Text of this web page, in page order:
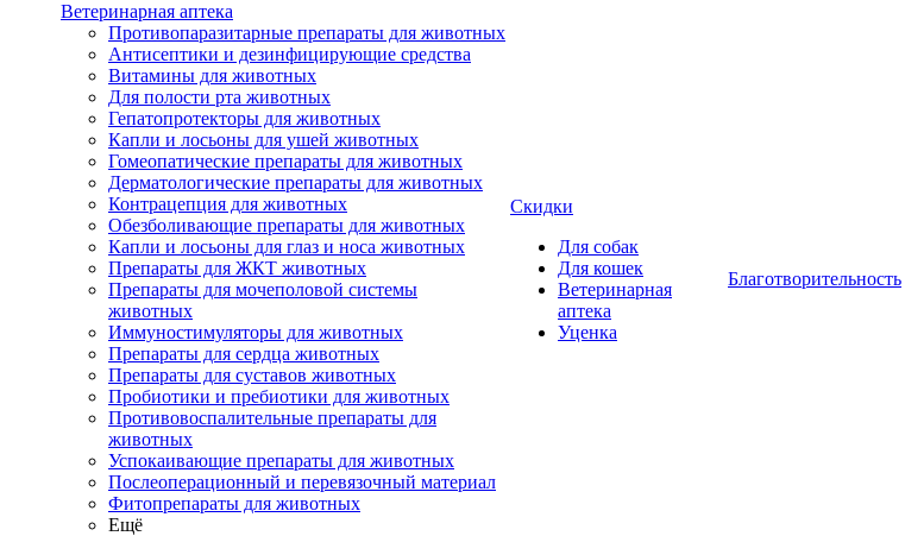
Ветеринарная аптека
Противопаразитарные препараты для животных
Антисептики и дезинфицирующие средства
Витамины для животных
Для полости рта животных
Гепатопротекторы для животных
Капли и лосьоны для ушей животных
Гомеопатические препараты для животных
Дерматологические препараты для животных
Контрацепция для животных
Обезболивающие препараты для животных
Капли и лосьоны для глаз и носа животных
Препараты для ЖКТ животных
Препараты для мочеполовой системы
животных
Иммуностимуляторы для животных
Препараты для сердца животных
Препараты для суставов животных
Пробиотики и пребиотики для животных
Противовоспалительные препараты для
животных
Успокаивающие препараты для животных
Послеоперационный и перевязочный материал
Фитопрепараты для животных
Ещё
Скидки
Для собак
Для кошек
Ветеринарная
аптека
Уценка
Благотворительность